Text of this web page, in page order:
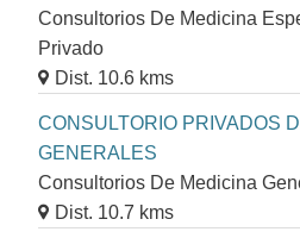
Consultorios De Medicina
Privado
Dist. 10.6 kms
CONSULTORIO PRIVADOS
GENERALES
Consultorios De Medicina
Dist. 10.7 kms